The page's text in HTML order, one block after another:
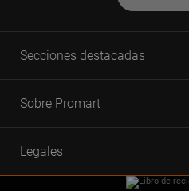
Secciones destacadas
Sobre Promart
Legales